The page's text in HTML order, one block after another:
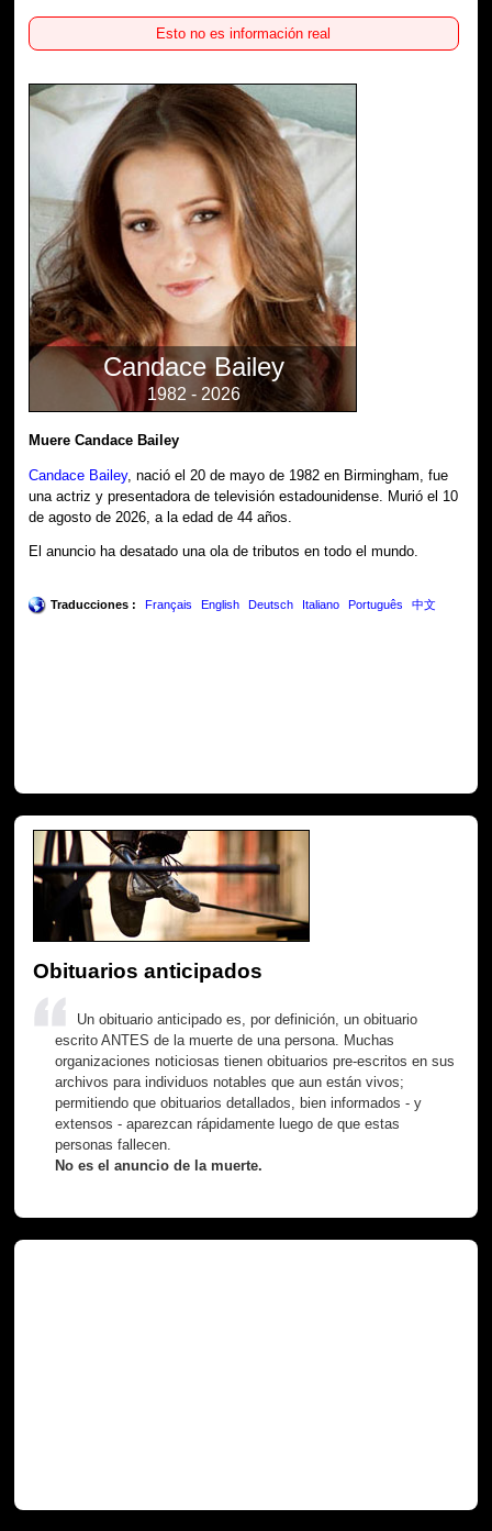
Esto no es información real
Candace Bailey
1982 - 2026
Muere Candace Bailey
Candace Bailey, nació el 20 de mayo de 1982 en Birmingham, fue
una actriz y presentadora de televisión estadounidense. Murió el 10
de agosto de 2026, a la edad de 44 años.
El anuncio ha desatado una ola de tributos en todo el mundo.
Traducciones : Français English Deutsch Italiano Português 中文
Obituarios anticipados
Un obituario anticipado es, por definición, un obituario
escrito ANTES de la muerte de una persona. Muchas
organizaciones noticiosas tienen obituarios pre-escritos en sus
archivos para individuos notables que aun están vivos;
permitiendo que obituarios detallados, bien informados - y
extensos - aparezcan rápidamente luego de que estas
personas fallecen.
No es el anuncio de la muerte.